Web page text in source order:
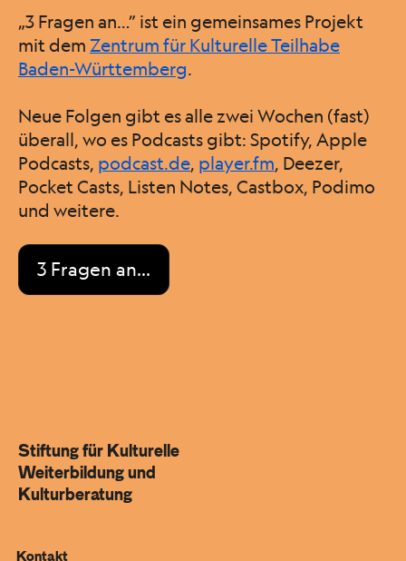
„3 Fragen an…” ist ein gemeinsames Projekt
mit dem Zentrum für Kulturelle Teilhabe
Baden-Württemberg.
Neue Folgen gibt es alle zwei Wochen (fast)
überall, wo es Podcasts gibt: Spotify, Apple
Podcasts, podcast.de, player.fm, Deezer,
Pocket Casts, Listen Notes, Castbox, Podimo
und weitere.
3 Fragen an…
Stiftung für Kulturelle
Weiterbildung und
Kulturberatung
Kontakt